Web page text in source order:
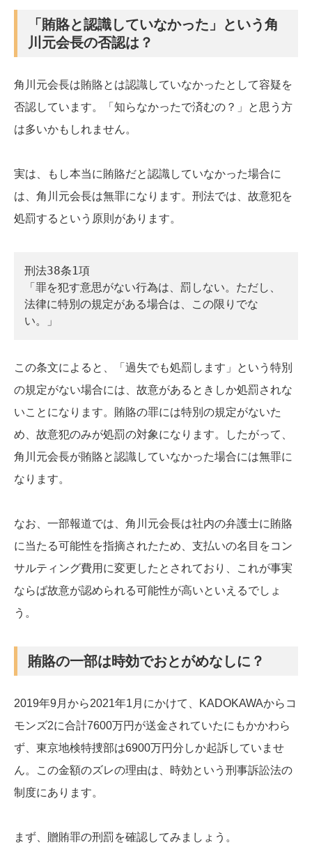
「賄賂と認識していなかった」という角
川元会長の否認は？
角川元会長は賄賂とは認識していなかったとして容疑を
否認しています。「知らなかったで済むの？」と思う方
は多いかもしれません。
実は、もし本当に賄賂だと認識していなかった場合に
は、角川元会長は無罪になります。刑法では、故意犯を
処罰するという原則があります。
刑法38条1項
「罪を犯す意思がない行為は、罰しない。ただし、
法律に特別の規定がある場合は、この限りでな
い。」
この条文によると、「過失でも処罰します」という特別
の規定がない場合には、故意があるときしか処罰されな
いことになります。賄賂の罪には特別の規定がないた
め、故意犯のみが処罰の対象になります。したがって、
角川元会長が賄賂と認識していなかった場合には無罪に
なります。
なお、一部報道では、角川元会長は社内の弁護士に賄賂
に当たる可能性を指摘されたため、支払いの名目をコン
サルティング費用に変更したとされており、これが事実
ならば故意が認められる可能性が高いといえるでしょ
う。
賄賂の一部は時効でおとがめなしに？
2019年9月から2021年1月にかけて、KADOKAWAからコ
モンズ2に合計7600万円が送金されていたにもかかわら
ず、東京地検特捜部は6900万円分しか起訴していませ
ん。この金額のズレの理由は、時効という刑事訴訟法の
制度にあります。
まず、贈賄罪の刑罰を確認してみましょう。